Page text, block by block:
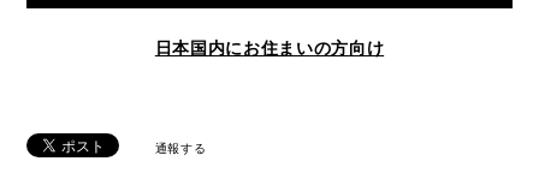
日本国内にお住まいの方向け
通報する